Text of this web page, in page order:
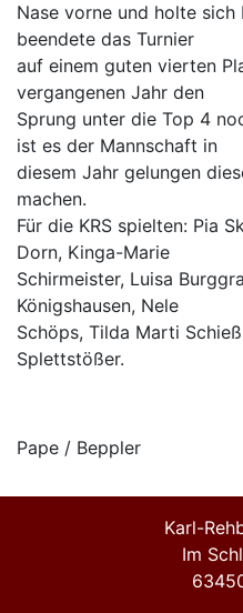
Nase vorne und holte
beendete das Turnier
auf einem guten vierten
vergangenen Jahr den
Sprung unter die Top 4
ist es der Mannschaft in
diesem Jahr gelungen
machen.
Für die KRS spielten: Pia
Dorn, Kinga-Marie
Schirmeister, Luisa
Königshausen, Nele
Schöps, Tilda Marti
Splettstößer.
Pape / Beppler
Karl-
Im